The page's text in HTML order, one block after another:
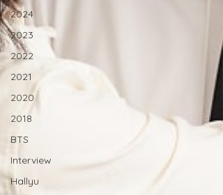
2024
2023
2022
2021
2020
2018
BTS
Interview
Hallyu